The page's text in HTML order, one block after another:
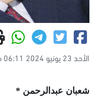
الأحد 23 يونيو 2024 06:11 م
شعبان عبدالرحمن *